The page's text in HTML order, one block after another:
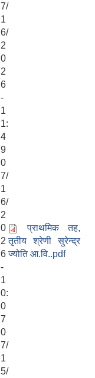
7/
1
6/
2
0
2
6
-
1
1:
4
9
0
7/
1
6/
2
0
2
6
-
1
0:
0
7
प्राथमिक तह,
तृतीय श्रेणी सुरेन्द्र
ज्योति आ.वि..pdf
0
7/
1
5/